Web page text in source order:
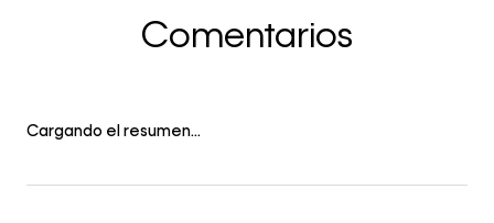
Comentarios
Cargando el resumen…